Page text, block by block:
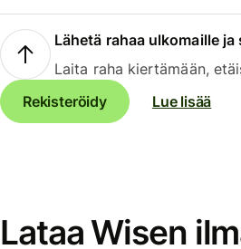
Lähetä rahaa ulkomaille
Laita raha kiertämään,
Rekisteröidy
Lue lisää
Lataa Wisen